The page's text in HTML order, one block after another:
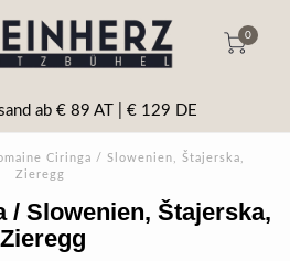
0
ab € 89 AT | € 129 DE
Ciringa / Slowenien, Štajerska,
Zieregg
/ Slowenien, Štajerska,
Zieregg